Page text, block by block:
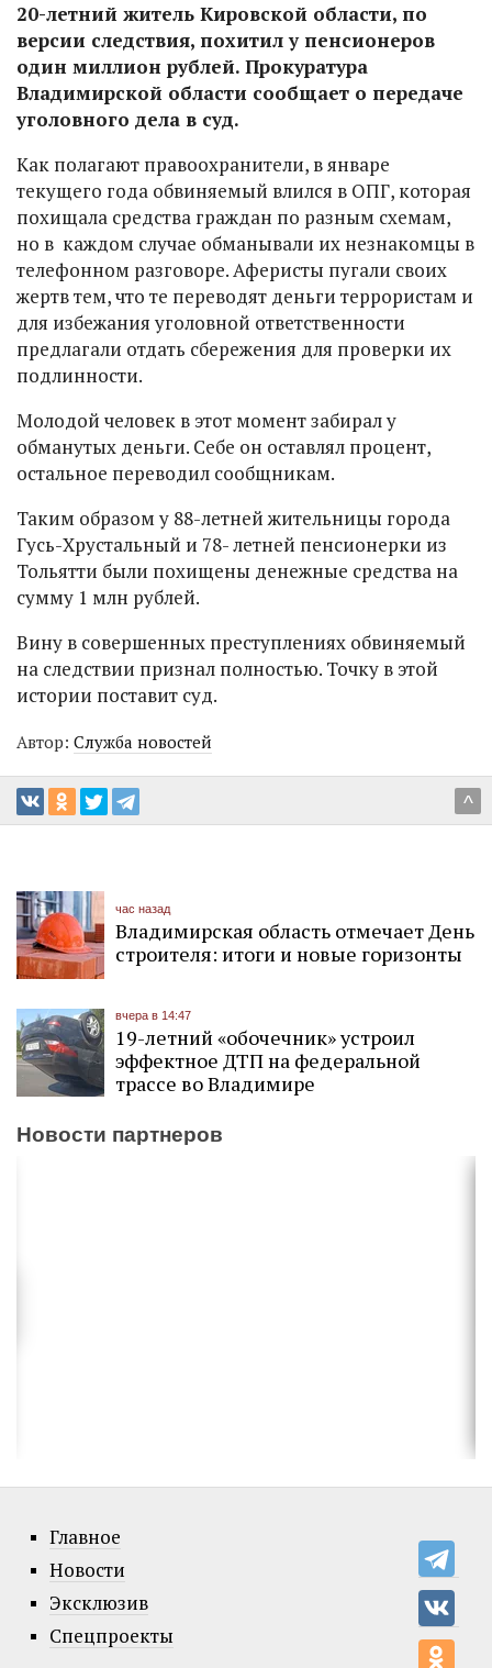
20-летний житель Кировской области, по
версии следствия, похитил у пенсионеров
один миллион рублей. Прокуратура
Владимирской области сообщает о передаче
уголовного дела в суд.
Как полагают правоохранители, в январе
текущего года обвиняемый влился в ОПГ, которая
похищала средства граждан по разным схемам,
но в каждом случае обманывали их незнакомцы в
телефонном разговоре. Аферисты пугали своих
жертв тем, что те переводят деньги террористам и
для избежания уголовной ответственности
предлагали отдать сбережения для проверки их
подлинности.
Молодой человек в этот момент забирал у
обманутых деньги. Себе он оставлял процент,
остальное переводил сообщникам.
Таким образом у 88-летней жительницы города
Гусь-Хрустальный и 78- летней пенсионерки из
Тольятти были похищены денежные средства на
сумму 1 млн рублей.
Вину в совершенных преступлениях обвиняемый
на следствии признал полностью. Точку в этой
истории поставит суд.
Автор: Служба новостей
^
час назад
Владимирская область отмечает День
строителя: итоги и новые горизонты
вчера в 14:47
19-летний «обочечник» устроил
эффектное ДТП на федеральной
трассе во Владимире
Новости партнеров
Главное
Новости
Эксклюзив
Спецпроекты